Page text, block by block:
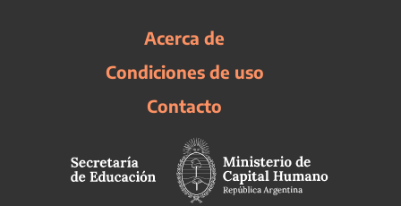
Acerca de
Condiciones de uso
Contacto